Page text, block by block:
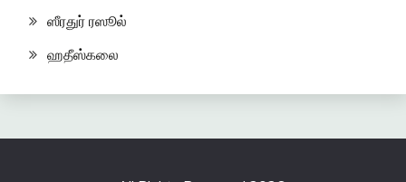
ஸீரதுர் ரஸூல்
ஹதீஸ்கலை